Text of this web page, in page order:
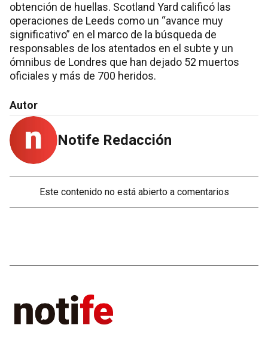
obtención de huellas. Scotland Yard calificó las
operaciones de Leeds como un “avance muy
significativo” en el marco de la búsqueda de
responsables de los atentados en el subte y un
ómnibus de Londres que han dejado 52 muertos
oficiales y más de 700 heridos.
Autor
Notife Redacción
Este contenido no está abierto a comentarios